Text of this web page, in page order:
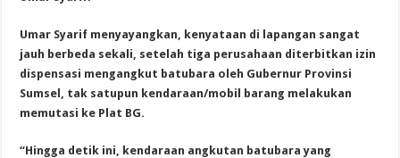
Umar Syarif menyayangkan, kenyataan di lapangan sangat
jauh berbeda sekali, setelah tiga perusahaan diterbitkan izin
dispensasi mengangkut batubara oleh Gubernur Provinsi
Sumsel, tak satupun kendaraan/mobil barang melakukan
memutasi ke Plat BG.
“Hingga detik ini, kendaraan angkutan batubara yang